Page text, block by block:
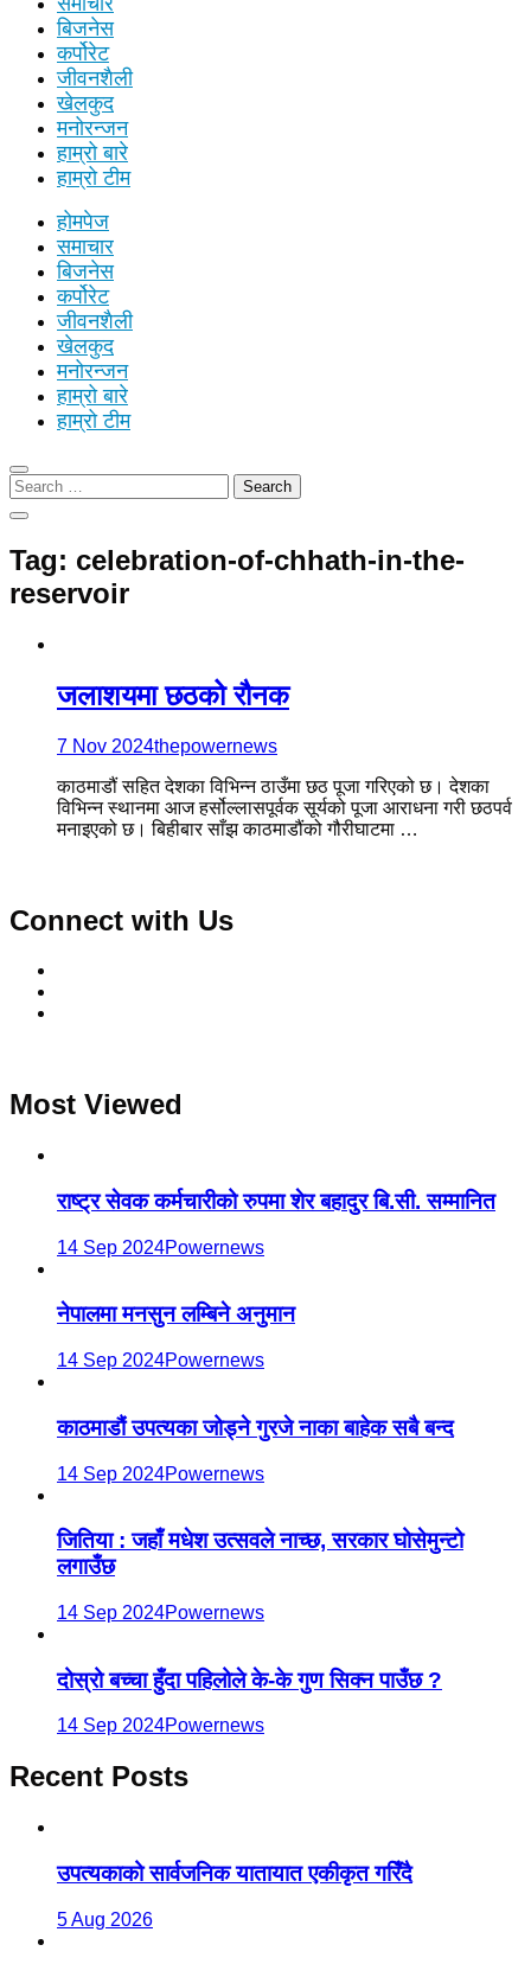
बिजनेस
कर्पोरेट
जीवनशैली
खेलकुद
मनोरन्जन
हाम्रो बारे
हाम्रो टीम
होमपेज
समाचार
बिजनेस
कर्पोरेट
जीवनशैली
खेलकुद
मनोरन्जन
हाम्रो बारे
हाम्रो टीम
Search
for:
Tag: celebration-of-chhath-in-the-
reservoir
जलाशयमा छठको रौनक
7 Nov 2024thepowernews
काठमाडौं सहित देशका विभिन्न ठाउँमा छठ पूजा गरिएको छ। देशका
विभिन्न स्थानमा आज हर्सोल्लासपूर्वक सूर्यको पूजा आराधना गरी छठपर्व
मनाइएको छ। बिहीबार साँझ काठमाडौंको गौरीघाटमा …
Connect with Us
Most Viewed
राष्ट्र सेवक कर्मचारीको रुपमा शेर बहादुर बि.सी. सम्मानित
14 Sep 2024Powernews
नेपालमा मनसुन लम्बिने अनुमान
14 Sep 2024Powernews
काठमाडौं उपत्यका जोड्ने गुरजे नाका बाहेक सबै बन्द
14 Sep 2024Powernews
जितिया : जहाँ मधेश उत्सवले नाच्छ, सरकार घोसेमुन्टो
लगाउँछ
14 Sep 2024Powernews
दोस्रो बच्चा हुँदा पहिलोले के-के गुण सिक्न पाउँछ ?
14 Sep 2024Powernews
Recent Posts
उपत्यकाको सार्वजनिक यातायात एकीकृत गरिँदै
5 Aug 2026